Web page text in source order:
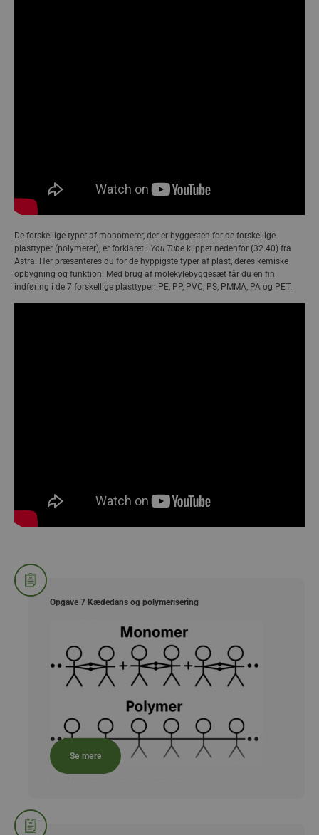
De forskellige typer af monomerer, der er byggesten for de forskellige
plasttyper (polymerer), er forklaret i You Tube klippet nedenfor (32.40) fra
Astra. Her præsenteres du for de hyppigste typer af plast, deres kemiske
opbygning og funktion. Med brug af molekylebyggesæt får du en fin
indføring i de 7 forskellige plasttyper: PE, PP, PVC, PS, PMMA, PA og PET.
Opgave 7 Kædedans og polymerisering
Se mere